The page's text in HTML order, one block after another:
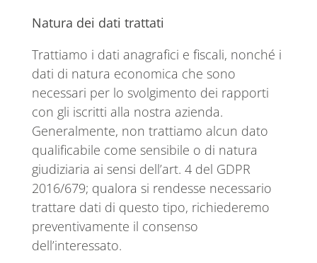
Natura dei dati trattati
Trattiamo i dati anagrafici e fiscali, nonché i
dati di natura economica che sono
necessari per lo svolgimento dei rapporti
con gli iscritti alla nostra azienda.
Generalmente, non trattiamo alcun dato
qualificabile come sensibile o di natura
giudiziaria ai sensi dell’art. 4 del GDPR
2016/679; qualora si rendesse necessario
trattare dati di questo tipo, richiederemo
preventivamente il consenso
dell’interessato.